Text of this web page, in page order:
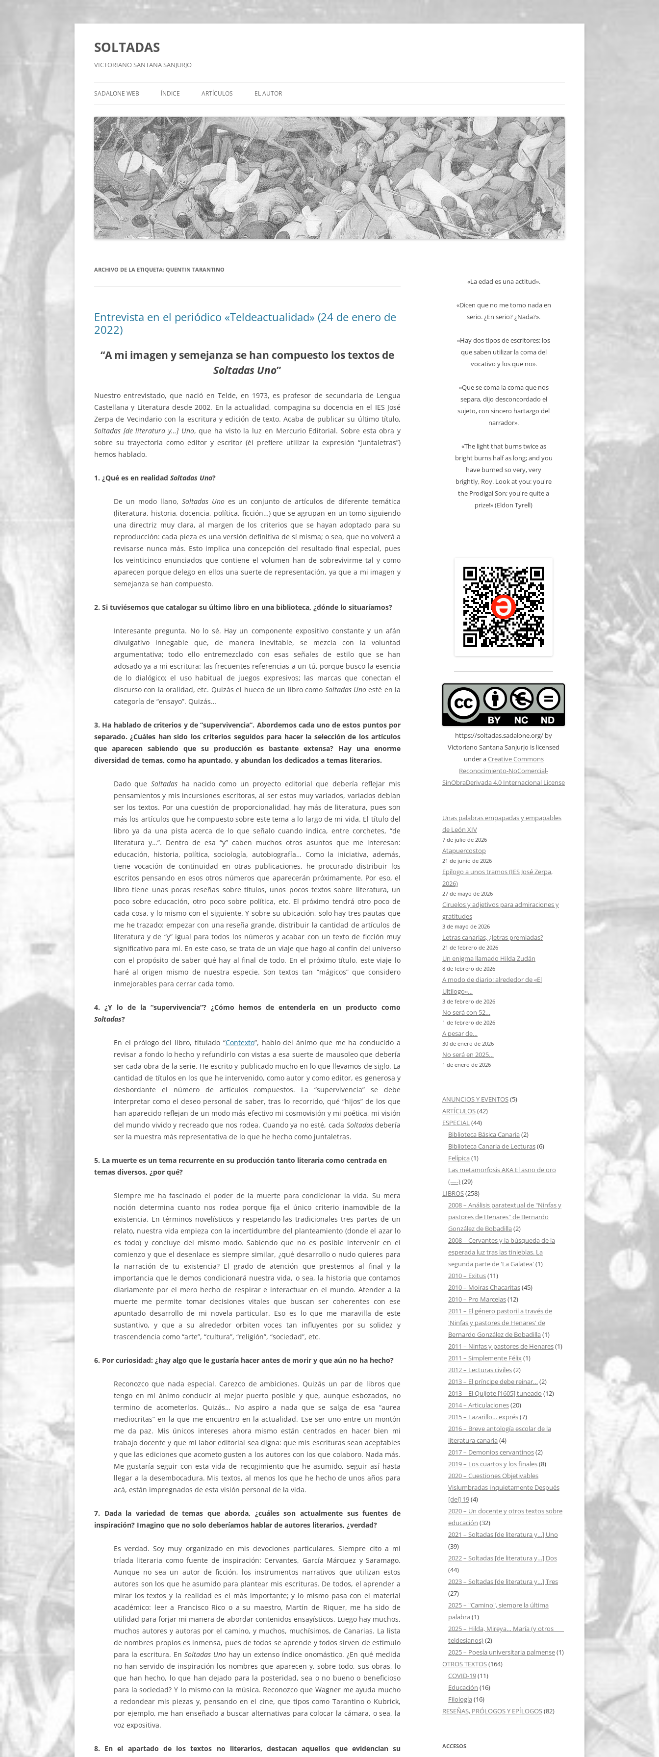
Saltar
SOLTADAS
VICTORIANO SANTANA SANJURJO
SADALONE WEB ÍNDICE ARTÍCULOS EL AUTOR
ARCHIVO DE LA ETIQUETA: QUENTIN TARANTINO
Entrevista en el periódico «Teldeactualidad» (24 de enero de
2022)
“A mi imagen y semejanza se han compuesto los textos de
Soltadas Uno”
Nuestro entrevistado, que nació en Telde, en 1973, es profesor de secundaria de Lengua
Castellana y Literatura desde 2002. En la actualidad, compagina su docencia en el IES José
Zerpa de Vecindario con la escritura y edición de texto. Acaba de publicar su último título,
Soltadas [de literatura y…] Uno, que ha visto la luz en Mercurio Editorial. Sobre esta obra y
sobre su trayectoria como editor y escritor (él prefiere utilizar la expresión “juntaletras”)
hemos hablado.
1. ¿Qué es en realidad Soltadas Uno?
De un modo llano, Soltadas Uno es un conjunto de artículos de diferente temática
(literatura, historia, docencia, política, ficción…) que se agrupan en un tomo siguiendo
una directriz muy clara, al margen de los criterios que se hayan adoptado para su
reproducción: cada pieza es una versión definitiva de sí misma; o sea, que no volverá a
revisarse nunca más. Esto implica una concepción del resultado final especial, pues
los veinticinco enunciados que contiene el volumen han de sobrevivirme tal y como
aparecen porque delego en ellos una suerte de representación, ya que a mi imagen y
semejanza se han compuesto.
2. Si tuviésemos que catalogar su último libro en una biblioteca, ¿dónde lo situaríamos?
Interesante pregunta. No lo sé. Hay un componente expositivo constante y un afán
divulgativo innegable que, de manera inevitable, se mezcla con la voluntad
argumentativa; todo ello entremezclado con esas señales de estilo que se han
adosado ya a mi escritura: las frecuentes referencias a un tú, porque busco la esencia
de lo dialógico; el uso habitual de juegos expresivos; las marcas que conectan el
discurso con la oralidad, etc. Quizás el hueco de un libro como Soltadas Unoesté en la
categoría de “ensayo”. Quizás…
3. Ha hablado de criterios y de “supervivencia”. Abordemos cada uno de estos puntos por
separado. ¿Cuáles han sido los criterios seguidos para hacer la selección de los artículos
que aparecen sabiendo que su producción es bastante extensa? Hay una enorme
diversidad de temas, como ha apuntado, y abundan los dedicados a temas literarios.
Dado que Soltadas ha nacido como un proyecto editorial que debería reflejar mis
pensamientos y mis incursiones escritoras, al ser estos muy variados, variados debían
ser los textos. Por una cuestión de proporcionalidad, hay más de literatura, pues son
más los artículos que he compuesto sobre este tema a lo largo de mi vida. El título del
libro ya da una pista acerca de lo que señalo cuando indica, entre corchetes, “de
literatura y…”. Dentro de esa “y” caben muchos otros asuntos que me interesan:
educación, historia, política, sociología, autobiografía… Como la iniciativa, además,
tiene vocación de continuidad en otras publicaciones, he procurado distribuir los
escritos pensando en esos otros números que aparecerán próximamente. Por eso, el
libro tiene unas pocas reseñas sobre títulos, unos pocos textos sobre literatura, un
poco sobre educación, otro poco sobre política, etc. El próximo tendrá otro poco de
cada cosa, y lo mismo con el siguiente. Y sobre su ubicación, solo hay tres pautas que
me he trazado: empezar con una reseña grande, distribuir la cantidad de artículos de
literatura y de “y” igual para todos los números y acabar con un texto de ficción muy
significativo para mí. En este caso, se trata de un viaje que hago al confín del universo
con el propósito de saber qué hay al final de todo. En el próximo título, este viaje lo
haré al origen mismo de nuestra especie. Son textos tan “mágicos” que considero
inmejorables para cerrar cada tomo.
4. ¿Y lo de la “supervivencia”? ¿Cómo hemos de entenderla en un producto como
Soltadas?
En el prólogo del libro, titulado “Contexto”, hablo del ánimo que me ha conducido a
revisar a fondo lo hecho y refundirlo con vistas a esa suerte de mausoleo que debería
ser cada obra de la serie. He escrito y publicado mucho en lo que llevamos de siglo. La
cantidad de títulos en los que he intervenido, como autor y como editor, es generosa y
desbordante el número de artículos compuestos. La “supervivencia” se debe
interpretar como el deseo personal de saber, tras lo recorrido, qué “hijos” de los que
han aparecido reflejan de un modo más efectivo mi cosmovisión y mi poética, mi visión
del mundo vivido y recreado que nos rodea. Cuando ya no esté, cada Soltadas debería
ser la muestra más representativa de lo que he hecho como juntaletras.
5. La muerte es un tema recurrente en su producción tanto literaria como centrada en
temas diversos, ¿por qué?
Siempre me ha fascinado el poder de la muerte para condicionar la vida. Su mera
noción determina cuanto nos rodea porque fija el único criterio inamovible de la
existencia. En términos novelísticos y respetando las tradicionales tres partes de un
relato, nuestra vida empieza con la incertidumbre del planteamiento (donde el azar lo
es todo) y concluye del mismo modo. Sabiendo que no es posible intervenir en el
comienzo y que el desenlace es siempre similar, ¿qué desarrollo o nudo quieres para
la narración de tu existencia? El grado de atención que prestemos al final y la
importancia que le demos condicionará nuestra vida, o sea, la historia que contamos
diariamente por el mero hecho de respirar e interactuar en el mundo. Atender a la
muerte me permite tomar decisiones vitales que buscan ser coherentes con ese
apuntado desarrollo de mi novela particular. Eso es lo que me maravilla de este
sustantivo, y que a su alrededor orbiten voces tan influyentes por su solidez y
trascendencia como “arte”, “cultura”, “religión”, “sociedad”, etc.
6. Por curiosidad: ¿hay algo que le gustaría hacer antes de morir y que aún no ha hecho?
Reconozco que nada especial. Carezco de ambiciones. Quizás un par de libros que
tengo en mi ánimo conducir al mejor puerto posible y que, aunque esbozados, no
termino de acometerlos. Quizás… No aspiro a nada que se salga de esa “aurea
mediocritas” en la que me encuentro en la actualidad. Ese ser uno entre un montón
me da paz. Mis únicos intereses ahora mismo están centrados en hacer bien mi
trabajo docente y que mi labor editorial sea digna: que mis escrituras sean aceptables
y que las ediciones que acometo gusten a los autores con los que colaboro. Nada más.
Me gustaría seguir con esta vida de recogimiento que he asumido, seguir así hasta
llegar a la desembocadura. Mis textos, al menos los que he hecho de unos años para
acá, están impregnados de esta visión personal de la vida.
7. Dada la variedad de temas que aborda, ¿cuáles son actualmente sus fuentes de
inspiración? Imagino que no solo deberíamos hablar de autores literarios, ¿verdad?
Es verdad. Soy muy organizado en mis devociones particulares. Siempre cito a mi
tríada literaria como fuente de inspiración: Cervantes, García Márquez y Saramago.
Aunque no sea un autor de ficción, los instrumentos narrativos que utilizan estos
autores son los que he asumido para plantear mis escrituras. De todos, el aprender a
mirar los textos y la realidad es el más importante; y lo mismo pasa con el material
académico: leer a Francisco Rico o a su maestro, Martín de Riquer, me ha sido de
utilidad para forjar mi manera de abordar contenidos ensayísticos. Luego hay muchos,
muchos autores y autoras por el camino, y muchos, muchísimos, de Canarias. La lista
de nombres propios es inmensa, pues de todos se aprende y todos sirven de estímulo
para la escritura. En Soltadas Uno hay un extenso índice onomástico. ¿En qué medida
no han servido de inspiración los nombres que aparecen y, sobre todo, sus obras, lo
que han hecho, lo que han dejado para la posteridad, sea o no bueno o beneficioso
para la sociedad? Y lo mismo con la música. Reconozco que Wagner me ayuda mucho
a redondear mis piezas y, pensando en el cine, que tipos como Tarantino o Kubrick,
por ejemplo, me han enseñado a buscar alternativas para colocar la cámara, o sea, la
voz expositiva.
8. En el apartado de los textos no literarios, destacan aquellos que evidencian su
«La edad es una actitud».
«Dicen que no me tomo nada en
serio. ¿En serio? ¿Nada?».
«Hay dos tipos de escritores: los
que saben utilizar la coma del
vocativo y los que no».
«Que se coma la coma que nos
separa, dijo desconcordado el
sujeto, con sincero hartazgo del
narrador».
«The light that burns twice as
bright burns half as long; and you
have burned so very, very
brightly, Roy. Look at you: you're
the Prodigal Son; you're quite a
prize!» (Eldon Tyrell)
https://soltadas.sadalone.org/ by
Victoriano Santana Sanjurjo is licensed
under aCreative Commons
Reconocimiento-NoComercial-
SinObraDerivada 4.0 Internacional License
Unas palabras empapadas y empapables
de León XIV
7 de julio de 2026
Atapuercostop
21 de junio de 2026
Epílogo a unos tramos (IES José Zerpa,
2026)
27 de mayo de 2026
Ciruelos y adjetivos para admiraciones y
gratitudes
3 de mayo de 2026
Letras canarias, ¿letras premiadas?
21 de febrero de 2026
Un enigma llamado Hilda Zudán
8 de febrero de 2026
A modo de diario: alrededor de «El
Ultílogo»…
3 de febrero de 2026
No será con 52…
1 de febrero de 2026
A pesar de…
30 de enero de 2026
No será en 2025…
1 de enero de 2026
ANUNCIOS Y EVENTOS(5)
ARTÍCULOS(42)
ESPECIAL(44)
Biblioteca Básica Canaria (2)
Biblioteca Canaria de Lecturas(6)
Felípica (1)
Las metamorfosis AKA El asno de oro
(—-)(29)
LIBROS(258)
2008 – Análisis paratextual de "Ninfas y
pastores de Henares" de Bernardo
González de Bobadilla (2)
2008 – Cervantes y la búsqueda de la
esperada luz tras las tinieblas. La
segunda parte de 'La Galatea' (1)
2010 – Exitus(11)
2010 – Moiras Chacaritas(45)
2010 – Pro Marcelas(12)
2011 – El género pastoril a través de
'Ninfas y pastores de Henares' de
Bernardo González de Bobadilla (1)
2011 – Ninfas y pastores de Henares(1)
2011 – Simplemente Félix(1)
2012 – Lecturas civiles(2)
2013 – El príncipe debe reinar… (2)
2013 – El Quijote [1605] tuneado (12)
2014 – Articulaciones(20)
2015 – Lazarillo… exprés(7)
2016 – Breve antología escolar de la
literatura canaria (4)
2017 – Demonios cervantinos(2)
2019 – Los cuartos y los finales(8)
2020 – Cuestiones Objetivables
Vislumbradas Inquietamente Después
[del] 19(4)
2020 – Un docente y otros textos sobre
educación (32)
2021 – Soltadas [de literatura y…] Uno
(39)
2022 – Soltadas [de literatura y…] Dos
(44)
2023 – Soltadas [de literatura y…] Tres
(27)
2025 – "Camino", siempre la última
palabra (1)
2025 – Hilda, Mireya… María (y otros ___
teldesianos)(2)
2025 – Poesía universitaria palmense(1)
OTROS TEXTOS(164)
COVID-19(11)
Educación (16)
Filología (16)
RESEÑAS, PRÓLOGOS Y EPÍLOGOS(82)
ACCESOS